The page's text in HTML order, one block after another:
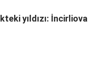
yıldızı: İncirliova